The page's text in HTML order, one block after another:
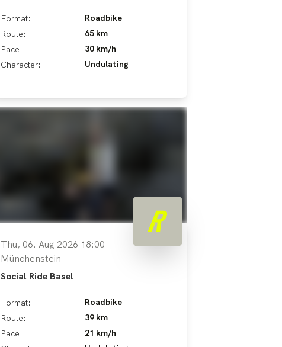
Format:
Roadbike
Route:
65 km
Pace:
30 km/h
Character:
Undulating
Thu, 06. Aug 2026 18:00
Münchenstein
Social Ride Basel
Format:
Roadbike
Route:
39 km
Pace:
21 km/h